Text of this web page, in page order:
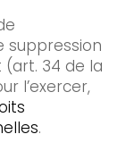
suppression
34 de la
l’exercer,
.